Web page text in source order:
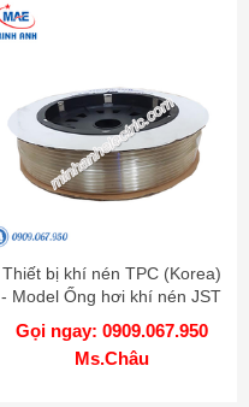
Thiết bị khí nén TPC (Korea)
- Model Ống hơi khí nén JST
0855 C 100
Gọi ngay: 0909.067.950
Ms.Châu